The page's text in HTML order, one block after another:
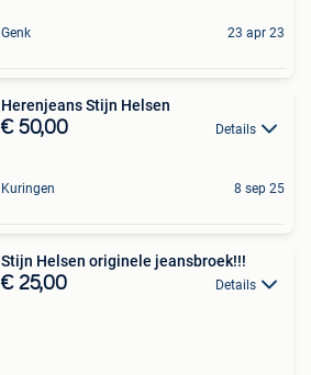
Genk 23 apr 23
Herenjeans Stijn Helsen
€ 50,00 Details
Kuringen 8 sep 25
Stijn Helsen originele jeansbroek!!!
€ 25,00 Details